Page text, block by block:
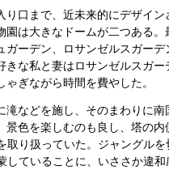
口まで、近未来的にデザイン
園は大きなドームが二つある
ガーデン、ロサンゼルスガー
きな私と妻はロサンゼルスガ
ぎながら時間を費やした。
滝などを施し、そのまわりに
景色を楽しむのも良し、塔の
取り扱っていた。ジャングル
していることに、いささか違